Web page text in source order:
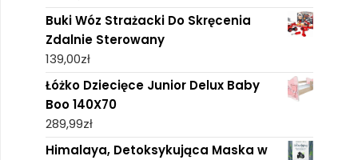
Buki Wóz Strażacki Do Skręcenia
Zdalnie Sterowany
139,00zł
Łóżko Dziecięce Junior Delux Baby
Boo 140X70
289,99zł
Himalaya, Detoksykująca Maska w